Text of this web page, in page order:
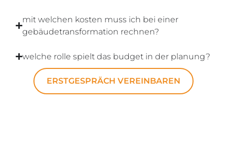
mit welchen kosten muss ich bei einer
gebäudetransformation rechnen?
welche rolle spielt das budget in der planung?
ERSTGESPRÄCH VEREINBAREN